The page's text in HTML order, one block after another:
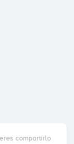
compartirlo